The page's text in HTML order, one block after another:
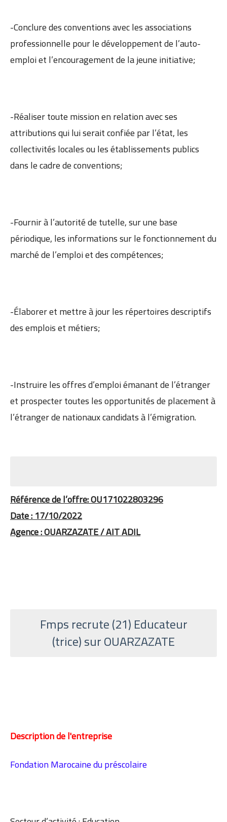
-Conclure des conventions avec les associations
professionnelle pour le développement de l’auto-
emploi et l’encouragement de la jeune initiative;
-Réaliser toute mission en relation avec ses
attributions qui lui serait confiée par l’état, les
collectivités locales ou les établissements publics
dans le cadre de conventions;
-Fournir à l’autorité de tutelle, sur une base
périodique, les informations sur le fonctionnement du
marché de l’emploi et des compétences;
-Élaborer et mettre à jour les répertoires descriptifs
des emplois et métiers;
-Instruire les offres d’emploi émanant de l’étranger
et prospecter toutes les opportunités de placement à
l’étranger de nationaux candidats à l’émigration.
Référence de l’offre: OU171022803296
Date : 17/10/2022
Agence : OUARZAZATE / AIT ADIL
Fmps recrute (21) Educateur
(trice)sur OUARZAZATE
Description de l'entreprise
Fondation Marocaine du préscolaire